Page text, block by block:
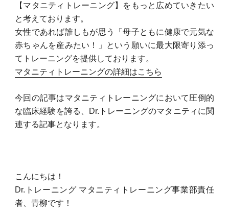
【マタニティトレーニング】 をもっと広めていきたい
と考えております。
女性であれば誰しもが思う「母子ともに健康で元気な
赤ちゃんを産みたい！」という願いに最大限寄り添っ
てトレーニングを提供しております。
マタニティトレーニングの詳細はこちら
今回の記事はマタニティトレーニングにおいて圧倒的
な臨床経験を誇る、Dr.トレーニングのマタニティに関
連する記事となります。
こんにちは！
Dr.トレーニング マタニティトレーニング事業部責任
者、青柳です！